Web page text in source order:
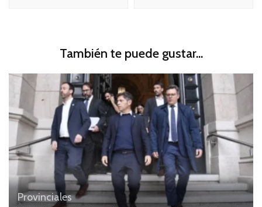
También te puede gustar...
Provinciales